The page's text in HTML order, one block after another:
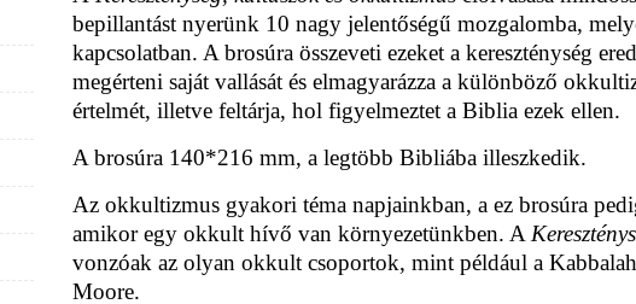
bepillantást nyerünk 10 nagy jelentőségű mozgalomba,
kapcsolatban. A brosúra összeveti ezeket a kereszténység
megérteni saját vallását és elmagyarázza a különböző
értelmét, illetve feltárja, hol figyelmeztet a Biblia ezek ellen.
A brosúra 140*216 mm, a legtöbb Bibliába illeszkedik.
Az okkultizmus gyakori téma napjainkban, a ez brosúra
amikor egy okkult hívő van környezetünkben. A
vonzóak az olyan okkult csoportok, mint például a
Moore.